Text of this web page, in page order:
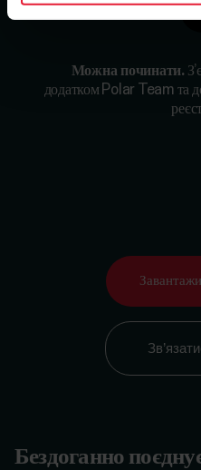
Можна починати.
додатком Polar Team та